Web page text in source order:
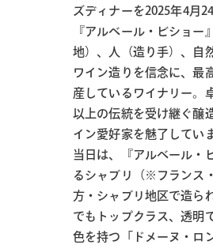
ズディナーを2025年4月
『アルベール・ビショー
地）、人（造り手）、自
ワイン造りを信念に、最
産しているワイナリー。
以上の伝統を受け継ぐ醸
イン愛好家を魅了してい
当日は、『アルベール・
るシャブリ（※フランス
方・シャブリ地区で造ら
でもトップクラス、透明
色を持つ「ドメーヌ・ロ